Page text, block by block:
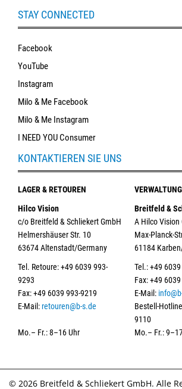
STAY CONNECTED
Facebook
YouTube
Instagram
Milo & Me Facebook
Milo & Me Instagram
I NEED YOU Consumer
KONTAKTIEREN SIE UNS
LAGER & RETOUREN
Hilco Vision
c/o Breitfeld & Schliekert GmbH
Helmershäuser Str. 10
63674 Altenstadt/Germany
Tel. Retoure: +49 6039 993-
9293
Fax: +49 6039 993-9219
E-Mail:retouren@b-s.de
Mo.– Fr.: 8–16 Uhr
Breitfeld &
A Hilco Vision
Max-Planck-
61184
Tel.: +49
Fax: +49
E-Mail:
Bestell-
9110
Mo.– Fr.:
© 2026 Breitfeld & Schliekert GmbH. Alle